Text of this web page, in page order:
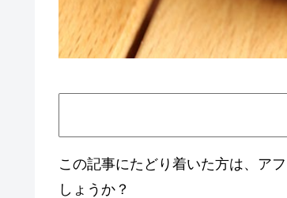
この記事にたどり着いた方は、ア
しょうか？